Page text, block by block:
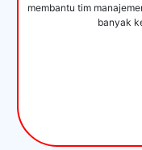
membantu tim
banyak